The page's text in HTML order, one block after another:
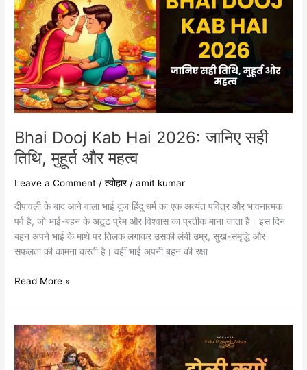
Bhai Dooj Kab Hai 2026: जानिए सही
तिथि, मुहूर्त और महत्व
Leave a Comment /त्योहार/amit kumar
दीपावली के बाद आने वाला भाई दूज हिंदू धर्म का एक अत्यंत पवित्र और भावनात्मक
पर्व है, जो भाई-बहन के अटूट प्रेम और विश्वास का प्रतीक माना जाता है। इस दिन
बहन अपने भाई के माथे पर तिलक लगाकर उसकी लंबी उम्र, सुख-समृद्धि और
सफलता की कामना करती है। वहीं भाई अपनी बहन की रक्षा
Hai
2026:
जानिए
सही
तिथि,
मुहूर्त
और
महत्व
Read More »
होली
क्यों
मनाई